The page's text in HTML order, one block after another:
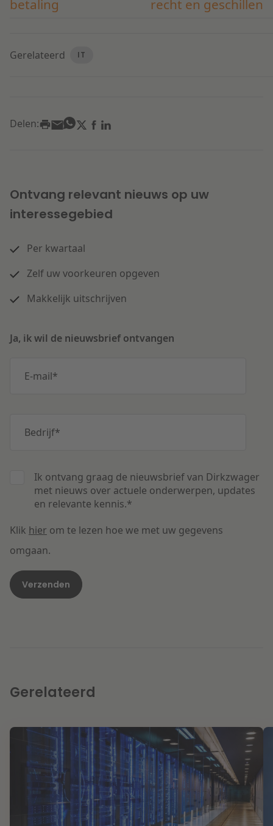
betaling recht en geschillen
Gerelateerd IT
Delen:
Ontvang relevant nieuws op uw
interessegebied
Per kwartaal
Zelf uw voorkeuren opgeven
Makkelijk uitschrijven
Ja, ik wil de nieuwsbrief ontvangen
E-mail*
Bedrijf*
Ik ontvang graag de nieuwsbrief van Dirkzwager
met nieuws over actuele onderwerpen, updates
en relevante kennis.*
Klik hier om te lezen hoe we met uw gegevens
omgaan.
Gerelateerd